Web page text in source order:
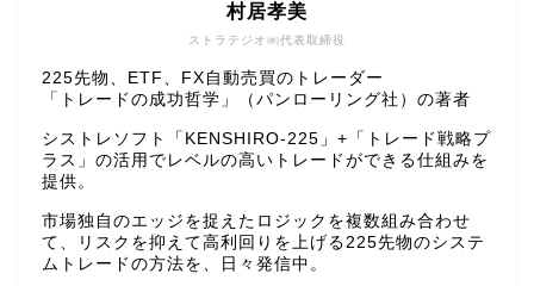
ストラテジオ㈱代表取締役
村居孝美
225先物、ETF、FX自動売買のトレーダー
「トレードの成功哲学」（パンローリング社）の著者
シストレソフト「KENSHIRO-225」+「トレード戦略プ
ラス」の活用でレベルの高いトレードができる仕組みを
提供。
市場独自のエッジを捉えたロジックを複数組み合わせ
て、リスクを抑えて高利回りを上げる225先物のシステ
ムトレードの方法を、日々発信中。